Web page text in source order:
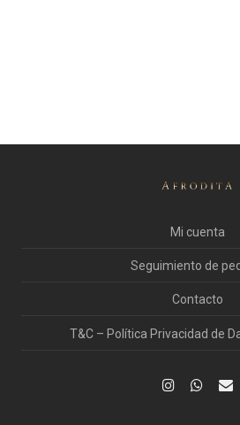
Mi cuenta
Seguimiento de
Contacto
T&C – Política Privacidad de